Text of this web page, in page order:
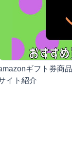
ギフト券商
イト紹介